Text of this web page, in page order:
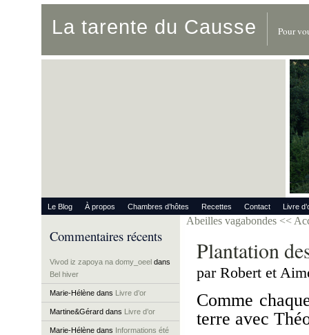
La tarente du Causse Pour
Le Blog À propos Chambres d’hôtes Recettes Contact Livre
Commentaires récents
Vivod iz zapoya na domy_oeel dans
Bel hiver
Marie-Hélène dans Livre d’or
Martine&Gérard dans Livre d’or
Marie-Hélène dans Informations été
Abeilles vagabondes <<
Plantation
par Robert et
Comme
terre avec